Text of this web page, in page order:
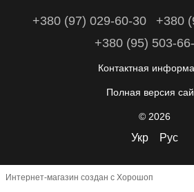
+380 (97) 029-60-30
+380
+380 (95) 503-
Контактная
Полная версия
© 2026
Укр Рус
Интернет-магазин создан с Хорошоп